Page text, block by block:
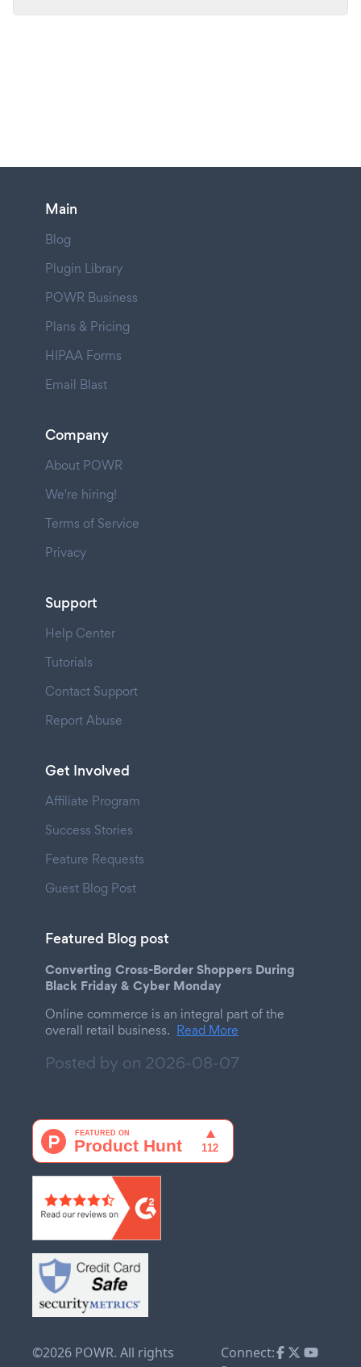
Main
Blog
Plugin Library
POWR Business
Plans & Pricing
HIPAA Forms
Email Blast
Company
About POWR
We're hiring!
Terms of Service
Privacy
Support
Help Center
Tutorials
Contact Support
Report Abuse
Get Involved
Affiliate Program
Success Stories
Feature Requests
Guest Blog Post
Featured Blog post
Converting Cross-Border Shoppers During
Black Friday & Cyber Monday
Online commerce is an integral part of the
overall retail business. Read More
Posted by on 2026-08-07
©2026 POWR. All rights
Connect: